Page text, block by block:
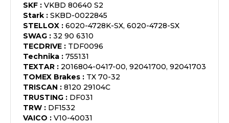
SKF : VKBD 80640 S2
Stark : SKBD-0022845
STELLOX : 6020-4728K-SX, 6020-4728-SX
SWAG : 32 90 6310
TECDRIVE : TDF0096
Technika : 755131
TEXTAR : 2016804-0417-00, 92041700, 92041703
TOMEX Brakes : TX 70-32
TRISCAN : 8120 29104C
TRUSTING : DF031
TRW : DF1532
VAICO : V10-40031